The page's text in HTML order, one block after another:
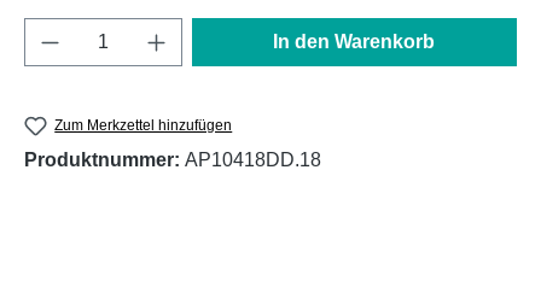
Produkt Anzahl: Gib den gewünschten
In den Warenkorb
Zum Merkzettel hinzufügen
Produktnummer: AP10418DD.18